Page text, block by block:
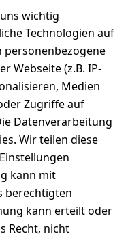
wichtig
Technologien auf
personenbezogene
Webseite (z.B. IP-
Medien
Zugriffe auf
Datenverarbeitung
Wir teilen diese
kann mit
berechtigten
kann erteilt oder
Recht, nicht
Versanddie
nstleister